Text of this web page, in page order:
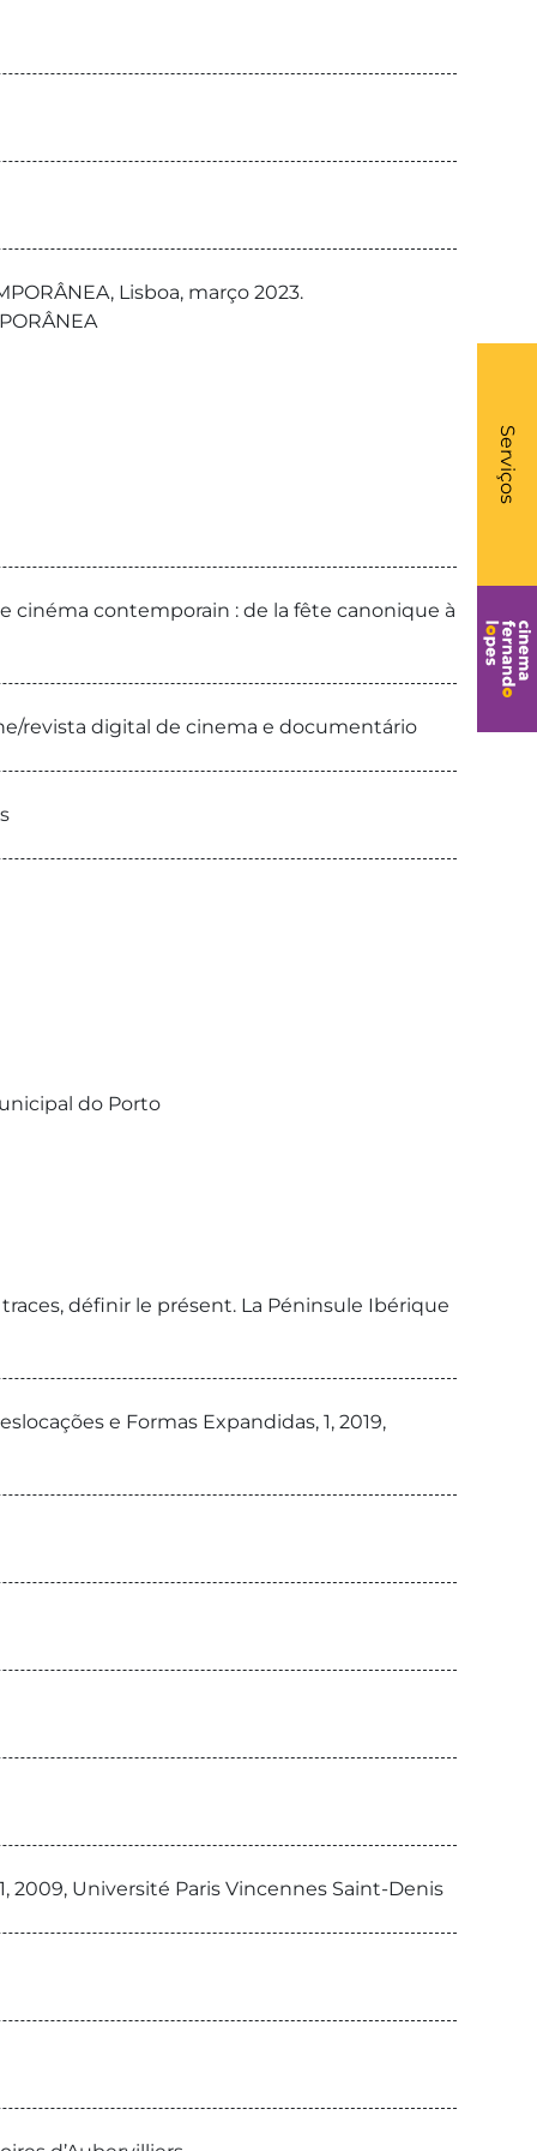
Serviços
-
Lisboa, março 2023.
cinéma contemporain : de la fête canonique à
revista digital de cinema e documentário
do Porto
définir le présent. La Péninsule Ibérique
e Formas Expandidas, 1, 2019,
2009, Université Paris Vincennes Saint-Denis